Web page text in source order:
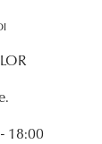
18:00